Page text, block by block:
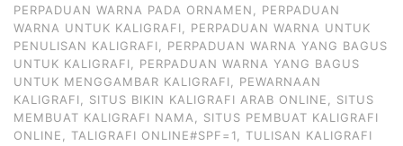
PERPADUAN WARNA PADA ORNAMEN
PERPADUAN
WARNA UNTUK KALIGRAFI
PERPADUAN WARNA UNTUK
PENULISAN KALIGRAFI
PERPADUAN WARNA YANG BAGUS
UNTUK KALIGRAFI
PERPADUAN WARNA YANG BAGUS
UNTUK MENGGAMBAR KALIGRAFI
PEWARNAAN
KALIGRAFI
SITUS BIKIN KALIGRAFI ARAB ONLINE
SITUS
MEMBUAT KALIGRAFI NAMA
SITUS PEMBUAT KALIGRAFI
ONLINE
TALIGRAFI ONLINE#SPF=1
TULISAN KALIGRAFI